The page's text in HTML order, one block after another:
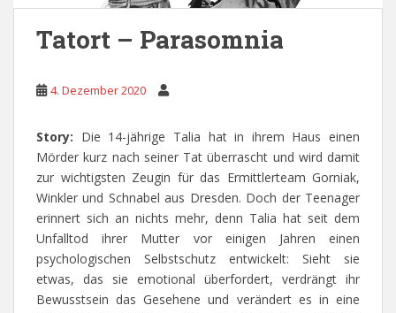
Tatort – Parasomnia
4. Dezember 2020
Story: Die 14-jährige Talia hat in ihrem Haus einen
Mörder kurz nach seiner Tat überrascht und wird damit
zur wichtigsten Zeugin für das Ermittlerteam Gorniak,
Winkler und Schnabel aus Dresden. Doch der Teenager
erinnert sich an nichts mehr, denn Talia hat seit dem
Unfalltod ihrer Mutter vor einigen Jahren einen
psychologischen Selbstschutz entwickelt: Sieht sie
etwas, das sie emotional überfordert, verdrängt ihr
Bewusstsein das Gesehene und verändert es in eine